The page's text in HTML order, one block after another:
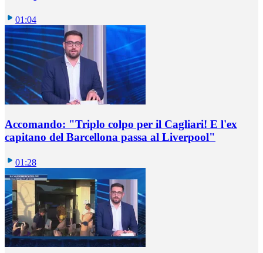
01:04
Accomando: "Triplo colpo per il Cagliari! E l'ex
capitano del Barcellona passa al Liverpool"
01:28